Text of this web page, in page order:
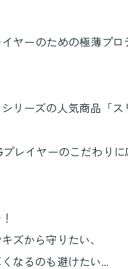
ヤーのための極薄プロ
リーズの人気商品「ス
レイヤーのこだわりに
ズから守りたい、
なるのも避けたい…